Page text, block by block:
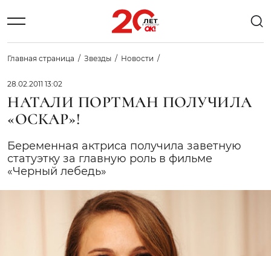
Главная страница Звезды Новости
28.02.2011 13:02
НАТАЛИ ПОРТМАН ПОЛУЧИЛА
«ОСКАР»!
Беременная актриса получила заветную
статуэтку за главную роль в фильме
«Черный лебедь»